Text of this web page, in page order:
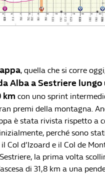
, quella che si corre
Alba a Sestriere lungo
km con uno sprint
premi della montagna.
è stata rivista rispetto a
perché sono
il Col d’Izoard e il Col de
la prima volta
di 31,8 km a una